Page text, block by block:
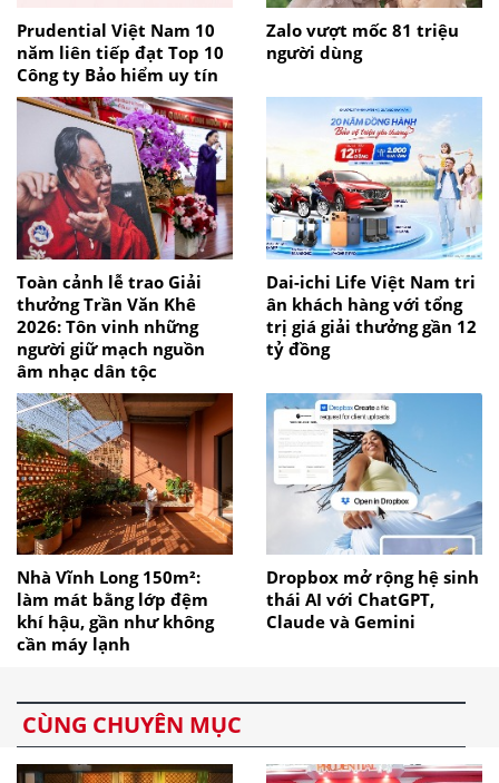
Prudential Việt Nam 10
năm liên tiếp đạt Top 10
Công ty Bảo hiểm uy tín
Zalo vượt mốc 81 triệu
người dùng
Toàn cảnh lễ trao Giải
thưởng Trần Văn Khê
2026: Tôn vinh những
người giữ mạch nguồn
âm nhạc dân tộc
Dai-ichi Life Việt Nam tri
ân khách hàng với tổng
trị giá giải thưởng gần 12
tỷ đồng
Nhà Vĩnh Long 150m²:
làm mát bằng lớp đệm
khí hậu, gần như không
cần máy lạnh
Dropbox mở rộng hệ sinh
thái AI với ChatGPT,
Claude và Gemini
CÙNG CHUYÊN MỤC